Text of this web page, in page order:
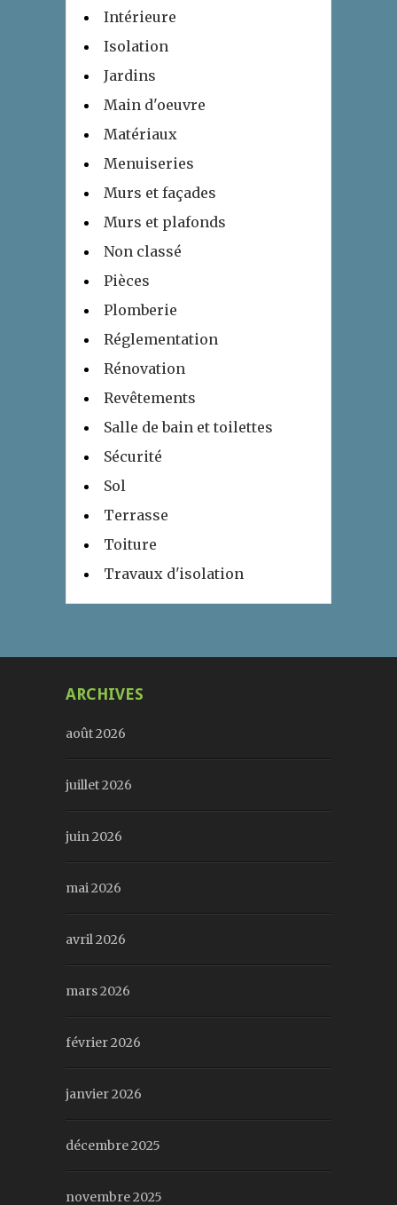
Intérieure
Isolation
Jardins
Main d'oeuvre
Matériaux
Menuiseries
Murs et façades
Murs et plafonds
Non classé
Pièces
Plomberie
Réglementation
Rénovation
Revêtements
Salle de bain et toilettes
Sécurité
Sol
Terrasse
Toiture
Travaux d'isolation
ARCHIVES
août 2026
juillet 2026
juin 2026
mai 2026
avril 2026
mars 2026
février 2026
janvier 2026
décembre 2025
novembre 2025